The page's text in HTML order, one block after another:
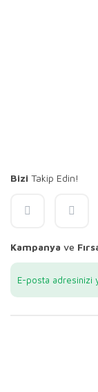
Bizi Takip Edin!
Kampanya ve